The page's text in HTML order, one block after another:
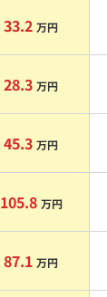
33.2 万円
28.3 万円
45.3 万円
105.8 万円
87.1 万円